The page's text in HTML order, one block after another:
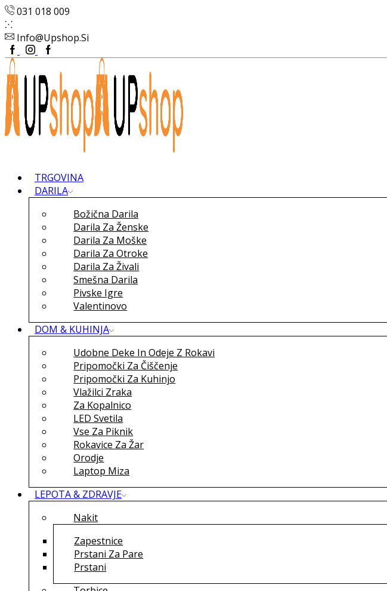
031 018 009
Info@upshop.si
Facebook
Instagram
Google
TRGOVINA
DARILA
Božična Darila
Darila Za Ženske
Darila Za Moške
Darila Za Otroke
Darila Za Živali
Smešna Darila
Pivske Igre
Valentinovo
DOM & KUHINJA
Udobne Deke In Odeje Z Rokavi
Pripomočki Za Čiščenje
Pripomočki Za Kuhinjo
Vlažilci Zraka
Za Kopalnico
LED Svetila
Vse Za Piknik
Rokavice Za Žar
Orodje
Laptop Miza
LEPOTA & ZDRAVJE
Nakit
Zapestnice
Prstani Za Pare
Prstani